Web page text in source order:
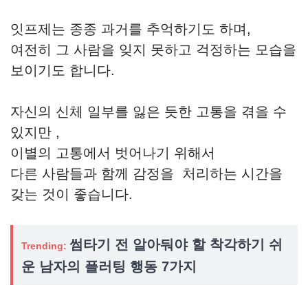
잇프제는 종종 과거를 추억하기도 하며,
여전히 그 사람을 잊지 못하고 걱정하는 모습을
보이기도 합니다.
자신의 신체 일부를 잃은 듯한 고통을 겪을 수
있지만 ,
이별의 고통에서 벗어나기 위해서
다른 사람들과 함께 감정을 처리하는 시간을
갖는 것이 좋습니다.
Trending: 썸타기 전 알아둬야 할 착각하기 쉬
운 남자의 플러팅 행동 7가지